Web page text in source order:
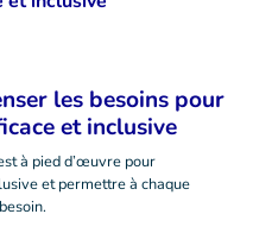
les besoins pour
et inclusive
à pied d’œuvre pour
et permettre à chaque